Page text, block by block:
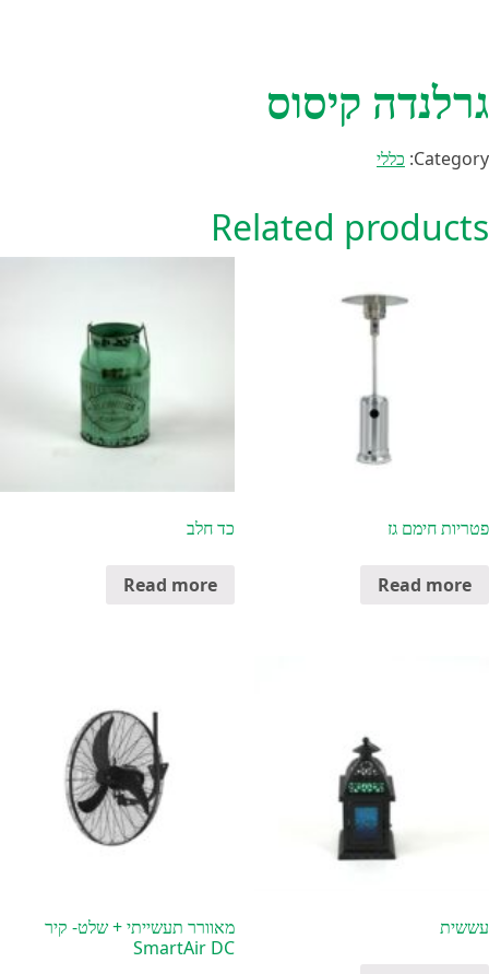
גרלנדה קיסוס
Category: כללי
Related products
פטריות חימם גז
Read more
כד חלב
Read more
עששית
מאוורר תעשייתי + שלט- קיר
SmartAir DC